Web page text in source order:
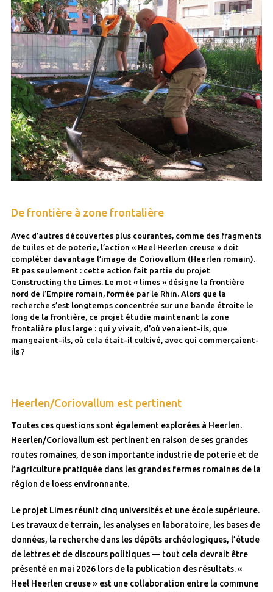
De frontière à zone frontalière
Avec d’autres découvertes plus courantes, comme des fragments
de tuiles et de poterie, l’action « Heel Heerlen creuse » doit
compléter davantage l’image de Coriovallum (Heerlen romain).
Et pas seulement : cette action fait partie du projet
Constructing the Limes. Le mot « limes » désigne la frontière
nord de l’Empire romain, formée par le Rhin. Alors que la
recherche s’est longtemps concentrée sur une bande étroite le
long de la frontière, ce projet étudie maintenant la zone
frontalière plus large : qui y vivait, d’où venaient-ils, que
mangeaient-ils, où cela était-il cultivé, avec qui commerçaient-
ils ?
Heerlen/Coriovallum est pertinent
Toutes ces questions sont également explorées à Heerlen.
Heerlen/Coriovallum est pertinent en raison de ses grandes
routes romaines, de son importante industrie de poterie et de
l’agriculture pratiquée dans les grandes fermes romaines de la
région de loess environnante.
Le projet Limes réunit cinq universités et une école supérieure.
Les travaux de terrain, les analyses en laboratoire, les bases de
données, la recherche dans les dépôts archéologiques, l’étude
de lettres et de discours politiques — tout cela devrait être
présenté en mai 2026 lors de la publication des résultats. «
Heel Heerlen creuse » est une collaboration entre la commune